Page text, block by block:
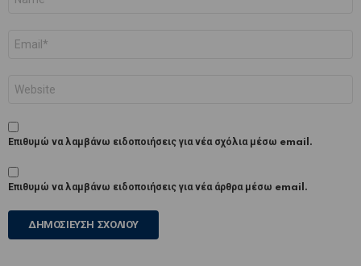
Επιθυμώ να λαμβάνω ειδοποιήσεις για νέα σχόλια μέσω email.
Επιθυμώ να λαμβάνω ειδοποιήσεις για νέα άρθρα μέσω email.